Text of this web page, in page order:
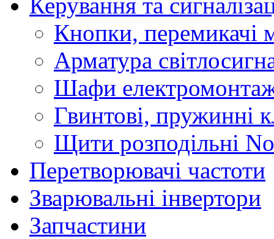
Кнопки, перемикачі
Арматура
Шафи
Гвинтові, пружинні
Щити розподільні
Перетворювачі частоти
Зварювальні інвертори
Запчастини